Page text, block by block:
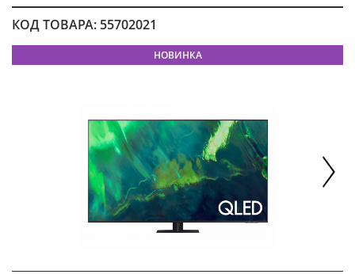
КОД ТОВАРА: 55702021
НОВИНКА